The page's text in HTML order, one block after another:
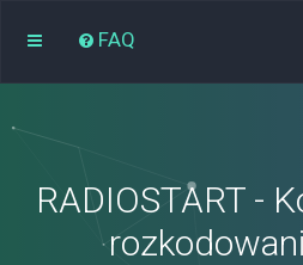
FAQ
RADIOSTART -